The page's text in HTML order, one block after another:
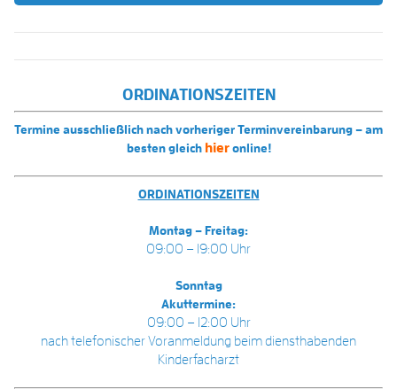
ORDINATIONSZEITEN
Termine ausschließlich nach vorheriger Terminvereinbarung – am
besten gleich hieronline!
ORDINATIONSZEITEN
Montag – Freitag:
09:00 – 19:00 Uhr
Sonntag
Akuttermine:
09:00 – 12:00 Uhr
nach telefonischer Voranmeldung beim diensthabenden
Kinderfacharzt